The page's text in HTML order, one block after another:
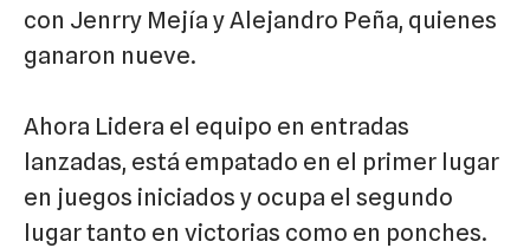
con Jenrry Mejía y Alejandro Peña, quienes
ganaron nueve.
Ahora Lidera el equipo en entradas
lanzadas, está empatado en el primer lugar
en juegos iniciados y ocupa el segundo
lugar tanto en victorias como en ponches.